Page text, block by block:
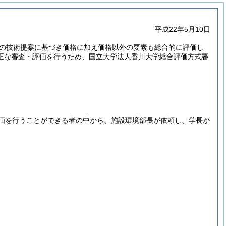
平成22年5月10日
技術提案に基づき価格に加え価格以外の要素も総合的に評価し
審査・評価を行うため、国立大学法人香川大学総合評価方式審
行うことができる者の中から、施設環境部長が依頼し、学長が